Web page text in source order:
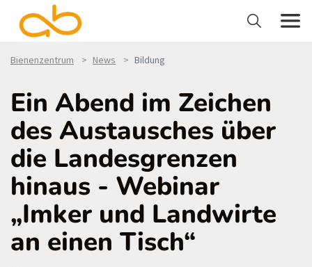
Bienenzentrum News Bildung
Ein Abend im Zeichen
des Austausches über
die Landesgrenzen
hinaus - Webinar
„Imker und Landwirte
an einen Tisch“